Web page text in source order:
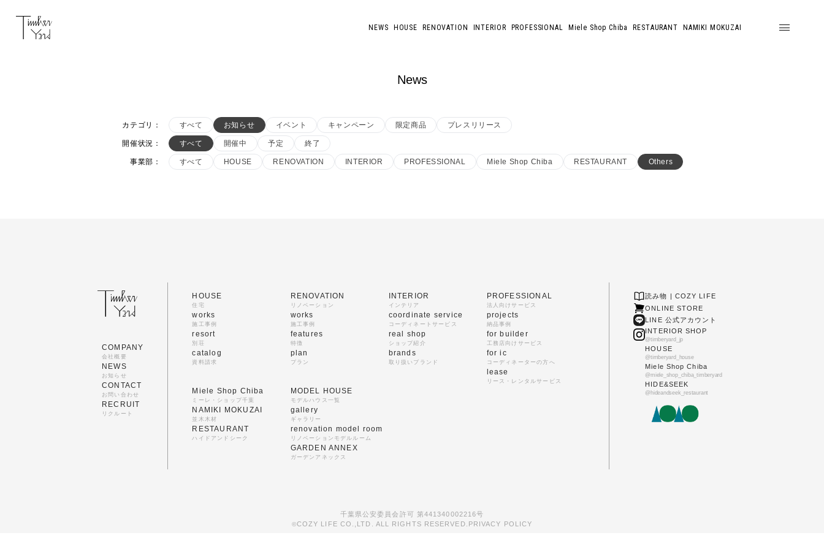
NEWS HOUSE RENOVATION INTERIOR PROFESSIONAL Miele Shop Chiba RESTAURANT NAMIKI MOKUZAI
News
カテゴリ ： すべて お知らせ イベント キャンペーン 限定商品 プレスリリース
開催状況 ： すべて 開催中 予定 終了
事業部 ： すべて HOUSE RENOVATION INTERIOR PROFESSIONAL Miele Shop Chiba RESTAURANT Others
COMPANY
会社概要
NEWS
お知らせ
CONTACT
お問い合わせ
RECRUIT
リクルート
HOUSE
住宅
works
施工事例
resort
別荘
catalog
資料請求
RENOVATION
リノベーション
works
施工事例
features
特徴
plan
プラン
INTERIOR
インテリア
coordinate service
コーディネートサービス
real shop
ショップ紹介
brands
取り扱いブランド
PROFESSIONAL
法人向けサービス
projects
納品事例
for builder
工務店向けサービス
for ic
コーディネーターの方へ
lease
リース・レンタルサービス
Miele Shop Chiba
ミーレ・ショップ千葉
NAMIKI MOKUZAI
並木木材
RESTAURANT
ハイドアンドシーク
MODEL HOUSE
モデルハウス一覧
gallery
ギャラリー
renovation model room
リノベーションモデルルーム
GARDEN ANNEX
ガーデンアネックス
読み物 | COZY LIFE
ONLINE STORE
LINE 公式アカウント
INTERIOR SHOP
@timberyard_jp
HOUSE
@timberyard_house
Miele Shop Chiba
@miele_shop_chiba_timberyard
HIDE&SEEK
@hideandseek_restaurant
千葉県公安委員会許可 第441340002216号
©COZY LIFE CO.,LTD. ALL RIGHTS RESERVED. PRIVACY POLICY